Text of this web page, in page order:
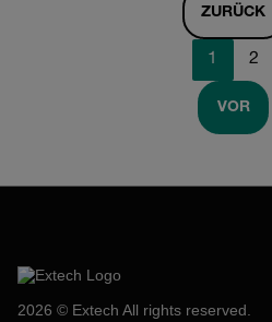
ZURÜCK
1 2
VOR
2026 © Extech All rights reserved.